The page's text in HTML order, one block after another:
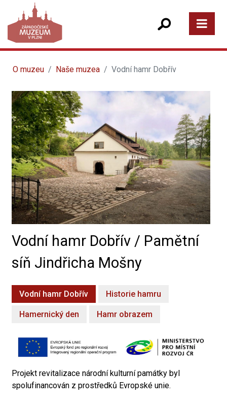
O muzeu Naše muzea Vodní hamr Dobřív
Vodní hamr Dobřív / Pamětní
síň Jindřicha Mošny
Vodní hamr Dobřív Historie hamru
Hamernický den Hamr obrazem
Projekt revitalizace národní kulturní památky byl
spolufinancován z prostředků Evropské unie.